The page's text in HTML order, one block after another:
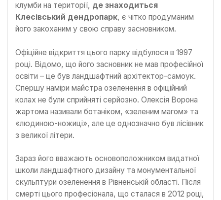
клумби на території, де знаходиться
Клесівський дендропарк, є чітко продуманим
його закоханим у свою справу засновником.
Офіційне відкриття цього парку відбулося в 1997
році. Відомо, що його засновник не мав професійної
освіти – це був ландшафтний архітектор-самоук.
Спершу наміри майстра озеленення в офіційний
колах не були сприйняті серйозно. Олексія Ворона
жартома називали ботаніком, «зеленим магом» та
«людиною-ножиці», але це однозначно був лісівник
з великої літери.
Зараз його вважають основоположником видатної
школи ландшафтного дизайну та монументальної
скульптури озеленення в Рівненській області. Після
смерті цього професіонала, що сталася в 2012 році,